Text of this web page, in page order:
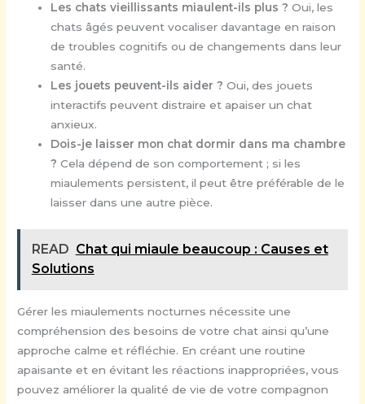
Les chats vieillissants miaulent-ils plus ? Oui, les
chats âgés peuvent vocaliser davantage en raison
de troubles cognitifs ou de changements dans leur
santé.
Les jouets peuvent-ils aider ? Oui, des jouets
interactifs peuvent distraire et apaiser un chat
anxieux.
Dois-je laisser mon chat dormir dans ma chambre
? Cela dépend de son comportement ; si les
miaulements persistent, il peut être préférable de le
laisser dans une autre pièce.
READ Chat qui miaule beaucoup : Causes et
Solutions
Gérer les miaulements nocturnes nécessite une
compréhension des besoins de votre chat ainsi qu’une
approche calme et réfléchie. En créant une routine
apaisante et en évitant les réactions inappropriées, vous
pouvez améliorer la qualité de vie de votre compagnon